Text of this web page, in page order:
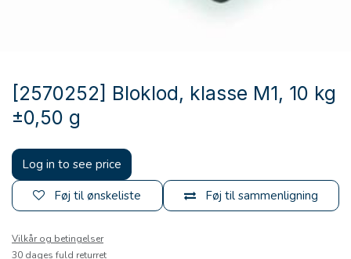
[2570252] Bloklod, klasse M1, 10 kg
±0,50 g
Log in to see price
Føj til sammenligning
Føj til ønskeliste
Vilkår og betingelser
30 dages fuld returret